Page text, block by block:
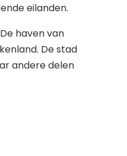
eilanden.
haven van
De stad
andere delen